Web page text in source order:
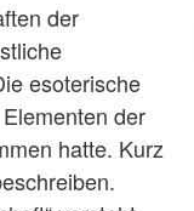
der
esoterische
der
hatte. Kurz